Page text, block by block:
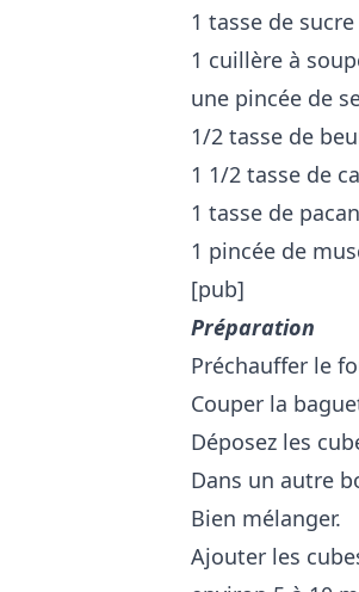
1 tasse de sucre
1 cuillère à
une pincée de
1/2 tasse de
1 1/2 tasse de
1 tasse de
1 pincée de
[pub]
Préparation
Préchauffer le
Couper la
Déposez les
Dans un autre
Bien mélanger.
Ajouter les